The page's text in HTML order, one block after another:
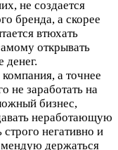
не создается
бренда, а скорее
втюхать
открывать
денег.
а точнее
не заработать на
бизнес,
неработающую
негативно и
держаться